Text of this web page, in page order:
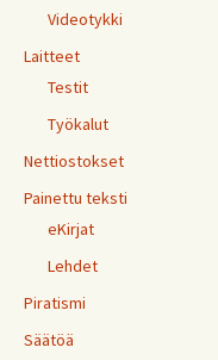
Videotykki
Laitteet
Testit
Työkalut
Nettiostokset
Painettu teksti
eKirjat
Lehdet
Piratismi
Säätöä